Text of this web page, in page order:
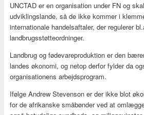
UNCTAD er en organisation under FN og
udviklingslande, så de ikke kommer i
internationale handelsaftaler, der regulerer
landbrugsstøtteordninger.
Landbrug og fødevareproduktion er den
landes økonomi, og netop derfor fylder da
organisationens arbejdsprogram.
Ifølge Andrew Stevenson er der ikke blot
for de afrikanske småbønder ved at